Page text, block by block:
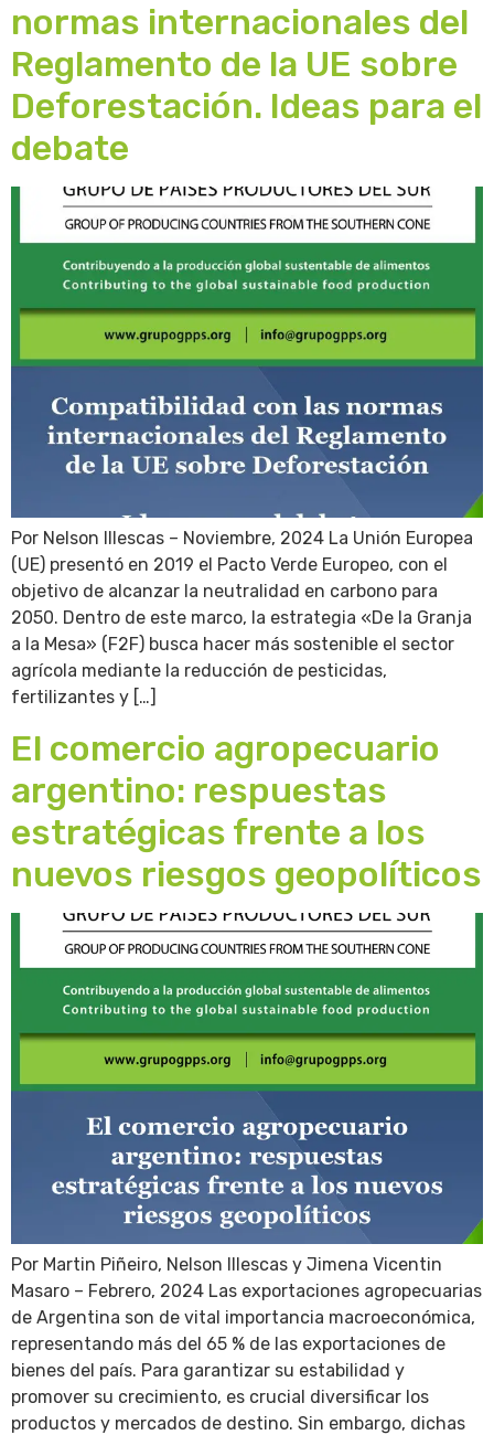
normas internacionales del
Reglamento de la UE sobre
Deforestación. Ideas para el
debate
Por Nelson Illescas – Noviembre, 2024 La Unión Europea
(UE) presentó en 2019 el Pacto Verde Europeo, con el
objetivo de alcanzar la neutralidad en carbono para
2050. Dentro de este marco, la estrategia «De la Granja
a la Mesa» (F2F) busca hacer más sostenible el sector
agrícola mediante la reducción de pesticidas,
fertilizantes y […]
El comercio agropecuario
argentino: respuestas
estratégicas frente a los
nuevos riesgos geopolíticos
Por Martin Piñeiro, Nelson Illescas y Jimena Vicentin
Masaro – Febrero, 2024 Las exportaciones agropecuarias
de Argentina son de vital importancia macroeconómica,
representando más del 65 % de las exportaciones de
bienes del país. Para garantizar su estabilidad y
promover su crecimiento, es crucial diversificar los
productos y mercados de destino. Sin embargo, dichas